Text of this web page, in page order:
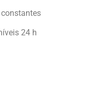
24 h